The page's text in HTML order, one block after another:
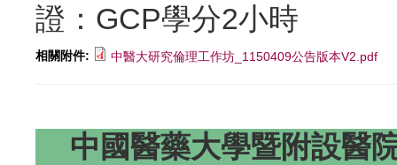
證：GCP學分2小時
相關附件: 中醫大研究倫理工作坊_1150409公告版本V2.pdf
中國醫藥大學暨附設醫